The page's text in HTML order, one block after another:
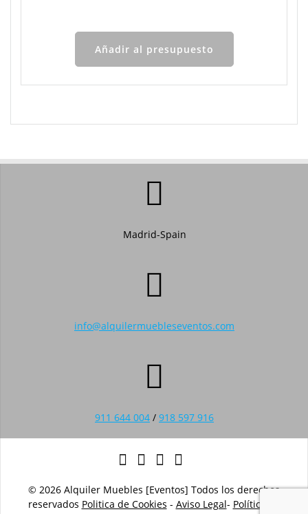
Añadir al presupuesto
Madrid-Spain
info@alquilermuebleseventos.com
911 644 004 / 918 597 916
© 2026 Alquiler Muebles [Eventos] Todos los derechos
reservados Politica de Cookies - Aviso Legal- Política de